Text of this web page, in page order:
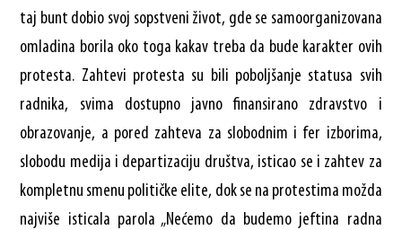
taj bunt dobio svoj sopstveni život, gde se samoorganizovana
omladina borila oko toga kakav treba da bude karakter ovih
protesta. Zahtevi protesta su bili poboljšanje statusa svih
radnika, svima dostupno javno finansirano zdravstvo i
obrazovanje, a pored zahteva za slobodnim i fer izborima,
slobodu medija i departizaciju društva, isticao se i zahtev za
kompletnu smenu političke elite, dok se na protestima možda
najviše isticala parola „Nećemo da budemo jeftina radna